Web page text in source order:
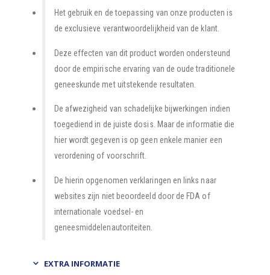
Het gebruik en de toepassing van onze producten is
de exclusieve verantwoordelijkheid van de klant.
Deze effecten van dit product worden ondersteund
door de empirische ervaring van de oude traditionele
geneeskunde met uitstekende resultaten.
De afwezigheid van schadelijke bijwerkingen indien
toegediend in de juiste dosis. Maar de informatie die
hier wordt gegeven is op geen enkele manier een
verordening of voorschrift.
De hierin opgenomen verklaringen en links naar
websites zijn niet beoordeeld door de FDA of
internationale voedsel- en
geneesmiddelenautoriteiten.
EXTRA INFORMATIE